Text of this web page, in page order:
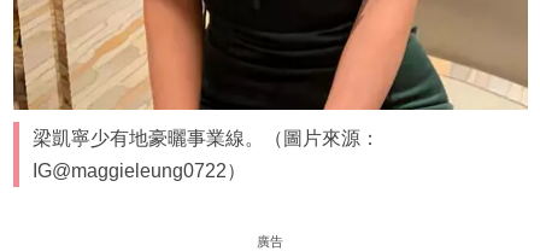
梁凱寧少有地豪曬事業線。（圖片來源：
IG@maggieleung0722）
廣告